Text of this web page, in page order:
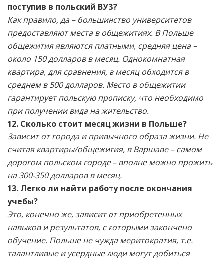
поступив в польский ВУЗ?
Как правило, да – большинство университетов
предоставляют места в общежитиях. В Польше
общежития являются платными, средняя цена –
около 150 долларов в месяц. Однокомнатная
квартира, для сравнения, в месяц обходится в
среднем в 500 долларов. Место в общежитии
гарантирует польскую прописку, что необходимо
при получении вида на жительство.
12. Сколько стоит месяц жизни в Польше?
Зависит от города и привычного образа жизни. Не
считая квартиры/общежития, в Варшаве – самом
дорогом польском городе – вполне можно прожить
на 300-350 долларов в месяц.
13. Легко ли найти работу после окончания
учебы?
Это, конечно же, зависит от приобретенных
навыков и результатов, с которыми закончено
обучение. Польше не чужда меритократия, т.е.
талантливые и усердные люди могут добиться